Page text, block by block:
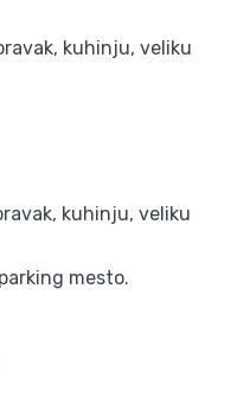
kuhinju, veliku
kuhinju, veliku
mesto.